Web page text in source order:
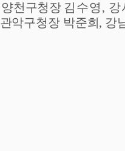
양천구청장 김수영 , 강
관악구청장 박준희 , 강